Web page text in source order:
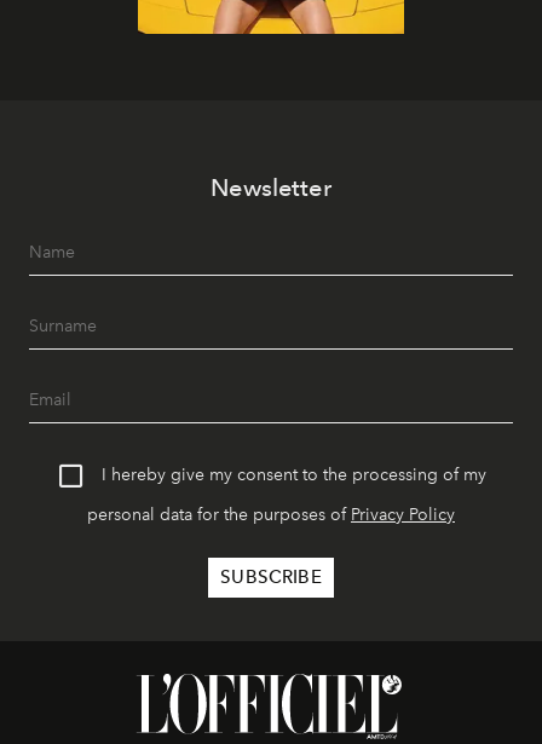
Newsletter
I hereby give my consent to the processing of my
personal data for the purposes of Privacy Policy